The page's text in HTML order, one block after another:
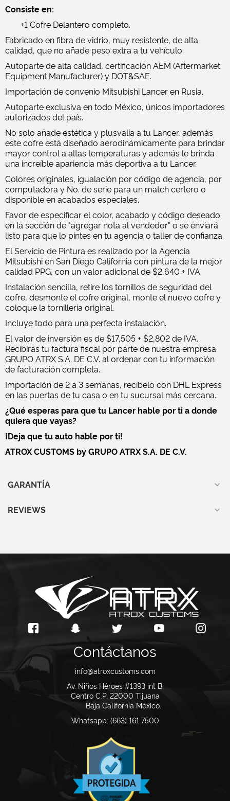
Consiste en:
+1 Cofre Delantero completo.
Fabricado en fibra de vidrio, muy resistente, de alta
calidad, que no añade peso extra a tu vehículo.
Autoparte de alta calidad, certificación AEM (Aftermarket
Equipment Manufacturer) y DOT&SAE.
Importación de convenio Mitsubishi Lancer en Rusia.
Autoparte exclusiva en todo México, únicos importadores
autorizados del país.
No solo añade estética y plusvalía a tu Lancer, además
este cofre está diseñado aerodinámicamente para brindar
mayor control a altas temperaturas y además le brinda
una increíble apariencia más deportiva a tu Lancer.
Colores originales, igualación por código de agencia, por
computadora y No. de serie para un match certero o
disponible en acabados especiales.
Favor de especificar el color, acabado y código deseado
en la sección de "agregar nota al vendedor" o se enviará
listo para que lo pintes en tu agencia o taller de confianza.
El Servicio de Pintura es realizado por la Agencia
Mitsubishi en San Diego California con pintura de la mejor
calidad PPG, con un valor adicional de $2,640 + IVA.
Instalación sencilla, retire los tornillos de seguridad del
cofre, desmonte el cofre original, monte el nuevo cofre y
coloque la tornillería original.
Incluye todo para una perfecta instalación.
El valor de inversión es de $17,505 + $2,802 de IVA.
Recibirás tu factura fiscal por parte de nuestra empresa
GRUPO ATRX S.A. DE C.V. al ordenar con tu información
de facturación completa.
Importación de 2 a 3 semanas, recíbelo con DHL Express
en las puertas de tu casa o en tu sucursal más cercana.
¿Qué esperas para que tu Lancer hable por ti a donde
quiera que vayas?
¡Deja que tu auto hable por ti!
ATROX CUSTOMS by GRUPO ATRX S.A. DE C.V.
GARANTÍA
REVIEWS
Contáctanos
info@atroxcustoms.com
Av. Niños Héroes #1393 int B.
Centro C.P. 22000 Tijuana
Baja California México.
Whatsapp: (663) 161 7500